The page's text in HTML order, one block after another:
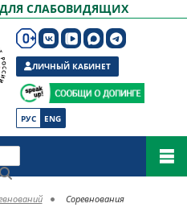
ДЛЯ СЛАБОВИДЯЩИХ
РУС ENG
ЛИЧНЫЙ КАБИНЕТ
Соревнования